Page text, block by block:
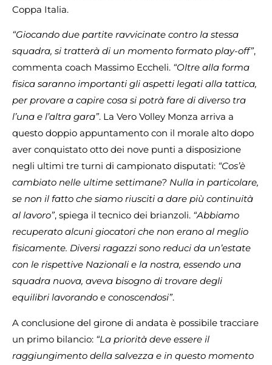
Coppa Italia.
“Giocando due partite ravvicinate contro la stessa
squadra, si tratterà di un momento formato play-off”,
commenta coach Massimo Eccheli. “Oltre alla forma
fisica saranno importanti gli aspetti legati alla tattica,
per provare a capire cosa si potrà fare di diverso tra
l’una e l’altra gara”. La Vero Volley Monza arriva a
questo doppio appuntamento con il morale alto dopo
aver conquistato otto dei nove punti a disposizione
negli ultimi tre turni di campionato disputati: “Cos’è
cambiato nelle ultime settimane? Nulla in particolare,
se non il fatto che siamo riusciti a dare più continuità
al lavoro”, spiega il tecnico dei brianzoli. “Abbiamo
recuperato alcuni giocatori che non erano al meglio
fisicamente. Diversi ragazzi sono reduci da un’estate
con le rispettive Nazionali e la nostra, essendo una
squadra nuova, aveva bisogno di trovare degli
equilibri lavorando e conoscendosi”.
A conclusione del girone di andata è possibile tracciare
un primo bilancio: “La priorità deve essere il
raggiungimento della salvezza e in questo momento